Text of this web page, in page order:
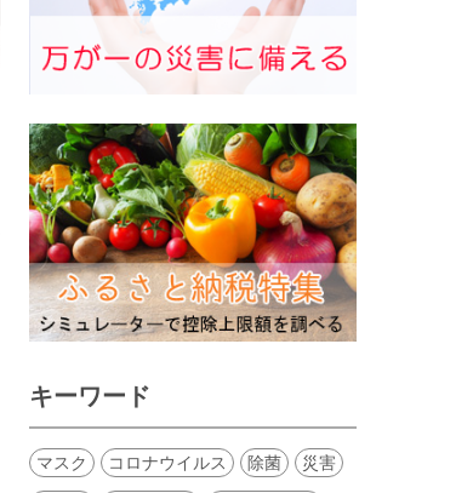
キーワード
マスク コロナウイルス 除菌 災害